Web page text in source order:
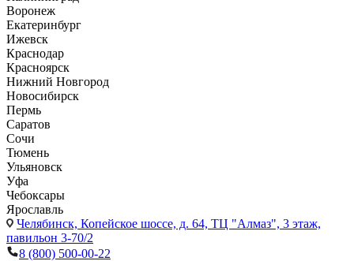
Воронеж
Екатеринбург
Ижевск
Краснодар
Красноярск
Нижний Новгород
Новосибирск
Пермь
Саратов
Сочи
Тюмень
Ульяновск
Уфа
Чебоксары
Ярославль
Челябинск, Копейское шоссе, д. 64, ТЦ "Алмаз", 3 этаж,
павильон 3-70/2
8 (800) 500-00-22